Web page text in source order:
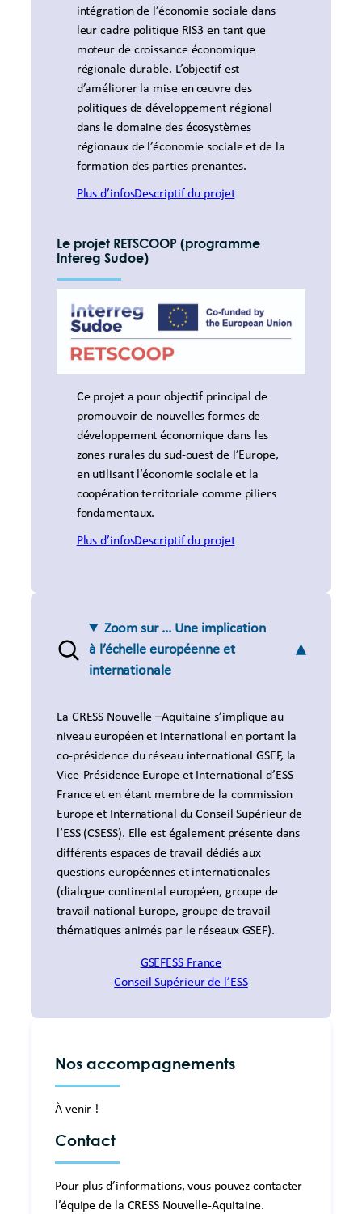
intégration de l’économie sociale dans
leur cadre politique RIS3 en tant que
moteur de croissance économique
régionale durable. L’objectif est
d’améliorer la mise en œuvre des
politiques de développement régional
dans le domaine des écosystèmes
régionaux de l’économie sociale et de la
formation des parties prenantes.
Plus d’infosDescriptif du projet
Le projet RETSCOOP (programme
Intereg Sudoe)
Ce projet a pour objectif principal de
promouvoir de nouvelles formes de
développement économique dans les
zones rurales du sud-ouest de l’Europe,
en utilisant l’économie sociale et la
coopération territoriale comme piliers
fondamentaux.
Plus d’infosDescriptif du projet
Zoom sur … Une implication
à l’échelle européenne et
internationale
La CRESS Nouvelle –Aquitaine s’implique au
niveau européen et international en portant la
co-présidence du réseau international GSEF, la
Vice-Présidence Europe et International d’ESS
France et en étant membre de la commission
Europe et International du Conseil Supérieur de
l’ESS (CSESS). Elle est également présente dans
différents espaces de travail dédiés aux
questions européennes et internationales
(dialogue continental européen, groupe de
travail national Europe, groupe de travail
thématiques animés par le réseaux GSEF).
GSEFESS France
Conseil Supérieur de l’ESS
Nos accompagnements
À venir !
Contact
Pour plus d’informations, vous pouvez contacter
l’équipe de la CRESS Nouvelle-Aquitaine.